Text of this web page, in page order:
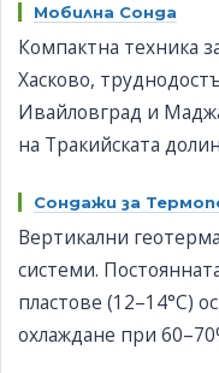
Мобилна Сонда
Компактна техника
Хасково,
Ивайловград и
на Тракийската
Сондажи за
Вертикални
системи.
пластове (12–14°C)
охлаждане при